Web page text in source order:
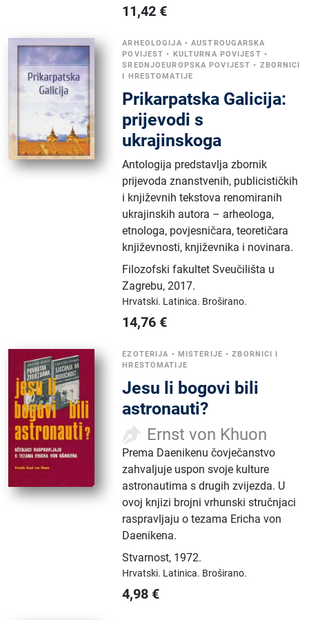
11,42 €
ARHEOLOGIJA •AUSTROUGARSKA
POVIJEST • KULTURNA POVIJEST •
SREDNJOEUROPSKA POVIJEST • ZBORNICI
I HRESTOMATIJE
Prikarpatska Galicija:
prijevodi s
ukrajinskoga
Antologija predstavlja zbornik
prijevoda znanstvenih, publicističkih
i književnih tekstova renomiranih
ukrajinskih autora – arheologa,
etnologa, povjesničara, teoretičara
književnosti, književnika i novinara.
Filozofski fakultet Sveučilišta u
Zagrebu,2017.
Hrvatski. Latinica. Broširano.
14,76 €
EZOTERIJA • MISTERIJE •ZBORNICI I
HRESTOMATIJE
Jesu li bogovi bili
astronauti?
Ernst von Khuon
Prema Daenikenu čovječanstvo
zahvaljuje uspon svoje kulture
astronautima s drugih zvijezda. U
ovoj knjizi brojni vrhunski stručnjaci
raspravljaju o tezama Ericha von
Daenikena.
Stvarnost, 1972.
Hrvatski. Latinica. Broširano.
4,98 €